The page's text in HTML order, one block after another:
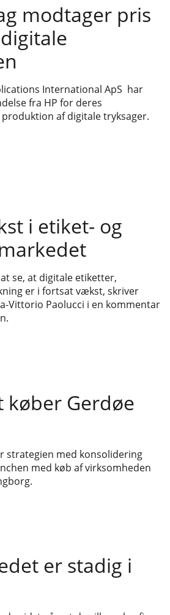
modtager pris
International ApS har
fra HP for deres
af digitale tryksager.
i etiket- og
se, at digitale etiketter,
er i fortsat vækst, skriver
Vittorio Paolucci i en kommentar
køber Gerdøe
med konsolidering
med køb af virksomheden
er stadig i